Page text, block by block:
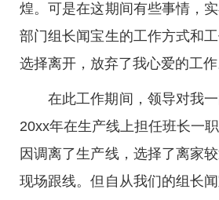
煌。可是在这期间有些事情，
部门组长闻宝生的工作方式和
选择离开，放弃了我心爱的工作
在此工作期间，领导对我
20xx年在生产线上担任班长一
因调离了生产线，选择了离家
现场跟线。但自从我们的组长